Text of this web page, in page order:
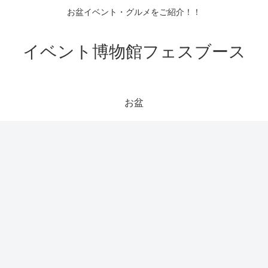
お盆イベント・グルメをご紹介！！
イベント博物館フェスブース
お盆